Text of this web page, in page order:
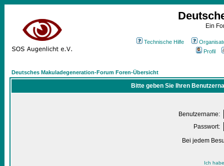
Ein
Technische Hilfe
Profil
Deutsches Makuladegeneration-Forum Foren-Übersicht
Bitte geben Sie Ihren
Benutzername:
Passwort:
Bei jedem
Ich